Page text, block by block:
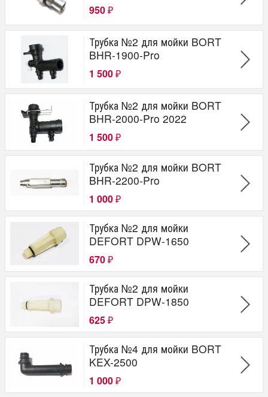
950 ₽
Трубка №2 для мойки BORT
BHR-1900-Pro
1 500 ₽
Трубка №2 для мойки BORT
BHR-2000-Pro 2022
1 500 ₽
Трубка №2 для мойки BORT
BHR-2200-Pro
1 000 ₽
Трубка №2 для мойки
DEFORT DPW-1650
670 ₽
Трубка №2 для мойки
DEFORT DPW-1850
625 ₽
Трубка №4 для мойки BORT
KEX-2500
1 000 ₽